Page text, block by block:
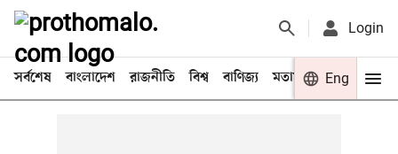
Login
সর্বশেষ বাংলাদেশ রাজনীতি বিশ্ব বাণিজ্য মতামত খেলা
Eng